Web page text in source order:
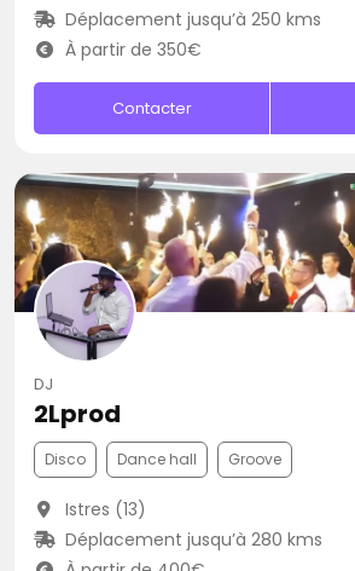
Déplacement jusqu’à 250 kms
À partir de 350€
Contacter
DJ
2Lprod
Disco Dance hall Groove
Istres (13)
Déplacement jusqu’à 280 kms